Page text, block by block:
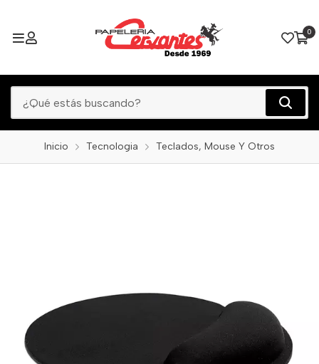
0
Inicio Tecnologia Teclados, Mouse Y Otros